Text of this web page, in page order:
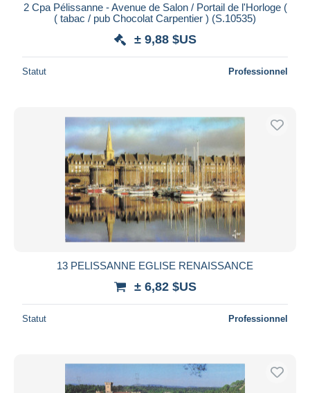
2 Cpa Pélissanne - Avenue de Salon / Portail de l'Horloge (
( tabac / pub Chocolat Carpentier ) (S.10535)
± 9,88 $US
Statut Professionnel
13 PELISSANNE EGLISE RENAISSANCE
± 6,82 $US
Statut Professionnel